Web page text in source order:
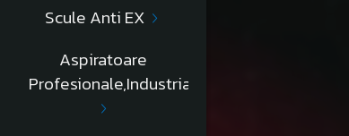
Scule Anti EX
Aspiratoare
Profesionale,Industriale